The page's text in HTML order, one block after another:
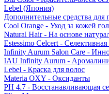
Lebel (Япония)
Дополнительные средства
Cool Orange - Уход за кожей
Natural Hair - На основе
Estessimo Celcert -
Infinity Aurum Salon Care -
IAU Infinity Aurum -
Lebel - Краска для волос
Materia OXY - Оксиданты
PH 4.7 - Восстанавливающая